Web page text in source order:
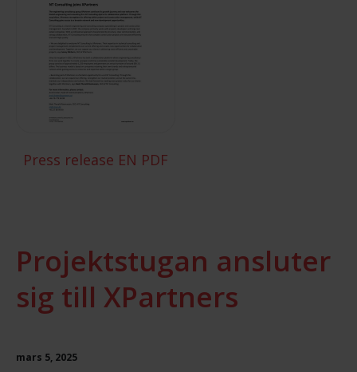
Press release EN PDF
Projektstugan ansluter
sig till XPartners
mars 5, 2025